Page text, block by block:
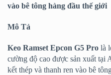
vào bê tông hàng đầu thế giới
Mô Tả
Keo Ramset Epcon G5 Pro là
cường độ cao được sản xuất tại
kết thép và thanh ren vào bê